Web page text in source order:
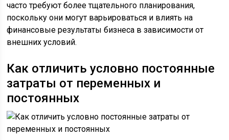
часто требуют более тщательного планирования,
поскольку они могут варьироваться и влиять на
финансовые результаты бизнеса в зависимости от
внешних условий.
Как отличить условно постоянные
затраты от переменных и
постоянных